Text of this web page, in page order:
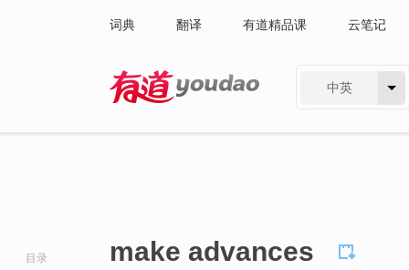
词典 翻译 有道精品课 云笔记
中英
目录 make advances